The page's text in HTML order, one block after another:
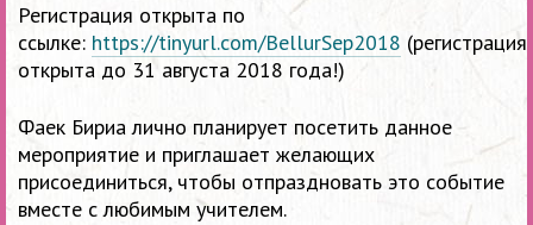
Регистрация открыта по
ссылке: https://tinyurl.com/BellurSep2018 (регистрация
открыта до 31 августа 2018 года!)
Фаек Бириа лично планирует посетить данное
мероприятие и приглашает желающих
присоединиться, чтобы отпраздновать это событие
вместе с любимым учителем.